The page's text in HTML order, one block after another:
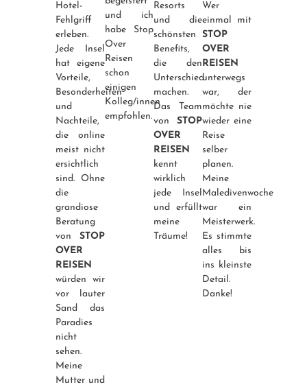
Hotel-
Fehlgriff
erleben.
Jede Insel
hat eigene
Vorteile,
Besonderheiten
und
Nachteile,
die online
meist nicht
ersichtlich
sind. Ohne
die
grandiose
Beratung
von STOP
OVER
REISEN
würden wir
vor lauter
Sand das
Paradies
nicht
sehen.
Meine
Mutter und
und ich
habe Stop
Over
Reisen
schon
einigen
Kolleg/innen
empfohlen.
Resorts
und die
schönsten
Benefits,
die den
Unterschied
machen.
Das Team
vonSTOP
OVER
REISEN
kennt
wirklich
jede Insel
und erfüllt
meine
Träume!
Wer
einmal mit
STOP
OVER
REISEN
unterwegs
war, der
möchte nie
wieder eine
Reise
selber
planen.
Meine
Maledivenwoche
war ein
Meisterwerk.
Es stimmte
alles bis
ins kleinste
Detail.
Danke!